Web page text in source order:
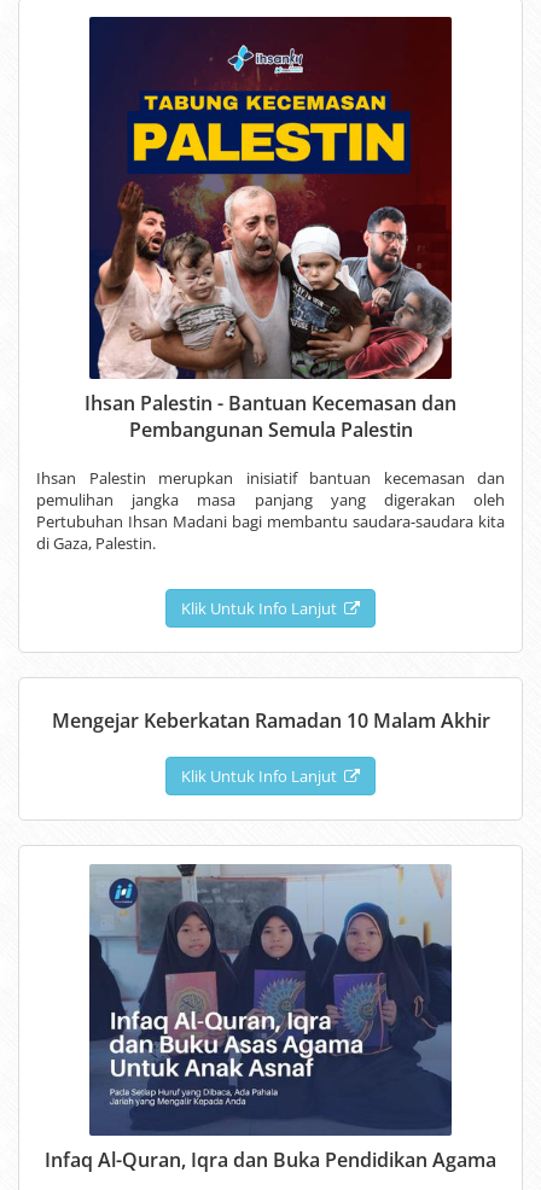
Ihsan Palestin - Bantuan Kecemasan dan
Pembangunan Semula Palestin
Ihsan Palestin merupkan inisiatif bantuan kecemasan dan
pemulihan jangka masa panjang yang digerakan oleh
Pertubuhan Ihsan Madani bagi membantu saudara-saudara kita
di Gaza, Palestin.
Klik Untuk Info Lanjut
Mengejar Keberkatan Ramadan 10 Malam Akhir
Klik Untuk Info Lanjut
Infaq Al-Quran, Iqra dan Buka Pendidikan Agama